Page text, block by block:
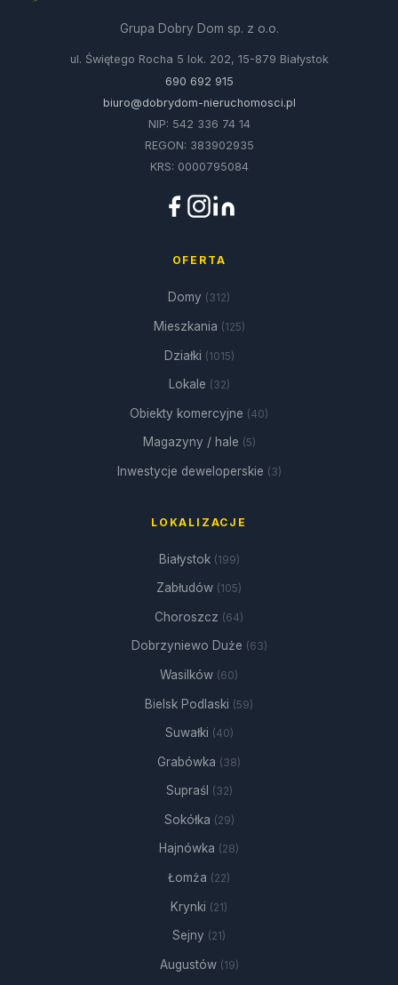
Grupa Dobry Dom sp. z o.o.
ul. Świętego Rocha 5 lok. 202, 15-879 Białystok
690 692 915
biuro@dobrydom-nieruchomosci.pl
NIP: 542 336 74 14
REGON: 383902935
KRS: 0000795084
OFERTA
Domy (312)
Mieszkania (125)
Działki (1015)
Lokale (32)
Obiekty komercyjne (40)
Magazyny / hale (5)
Inwestycje deweloperskie (3)
LOKALIZACJE
Białystok (199)
Zabłudów (105)
Choroszcz (64)
Dobrzyniewo Duże (63)
Wasilków (60)
Bielsk Podlaski (59)
Suwałki (40)
Grabówka (38)
Supraśl (32)
Sokółka (29)
Hajnówka (28)
Łomża (22)
Krynki (21)
Sejny (21)
Augustów (19)